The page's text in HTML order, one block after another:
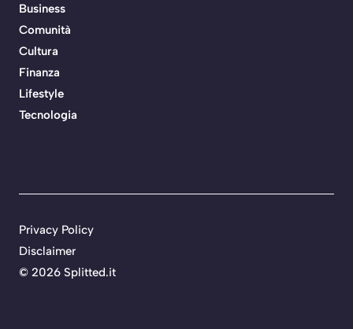
Business
Comunità
Cultura
Finanza
Lifestyle
Tecnologia
© 2026 Splitted.it
Privacy Policy
Disclaimer